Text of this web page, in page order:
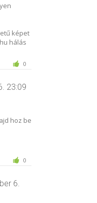
képet
hálás
0
23:09
hoz be
0
6.